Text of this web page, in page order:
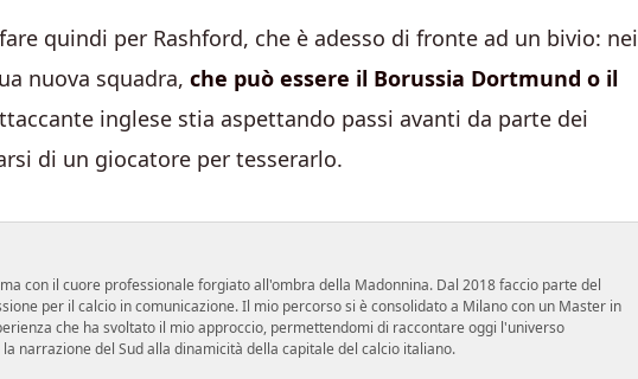
quindi per Rashford, che è adesso di fronte ad un bivio: nei
nuova squadra, che può essere il Borussia Dortmund o il
inglese stia aspettando passi avanti da parte dei
di un giocatore per tesserarlo.
con il cuore professionale forgiato all'ombra della Madonnina. Dal 2018 faccio parte del
per il calcio in comunicazione. Il mio percorso si è consolidato a Milano con un Master in
che ha svoltato il mio approccio, permettendomi di raccontare oggi l'universo
narrazione del Sud alla dinamicità della capitale del calcio italiano.